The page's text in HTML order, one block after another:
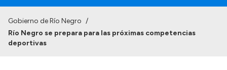
Autoridades
Gobierno de Río Negro /
Río Negro se prepara para las próximas competencias
deportivas